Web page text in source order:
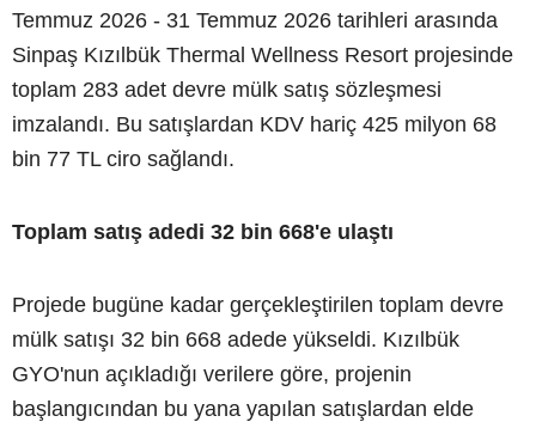
Temmuz 2026 - 31 Temmuz 2026 tarihleri arasında
Sinpaş Kızılbük Thermal Wellness Resort projesinde
toplam 283 adet devre mülk satış sözleşmesi
imzalandı. Bu satışlardan KDV hariç 425 milyon 68
bin 77 TL ciro sağlandı.
Toplam satış adedi 32 bin 668'e ulaştı
Projede bugüne kadar gerçekleştirilen toplam devre
mülk satışı 32 bin 668 adede yükseldi. Kızılbük
GYO'nun açıkladığı verilere göre, projenin
başlangıcından bu yana yapılan satışlardan elde